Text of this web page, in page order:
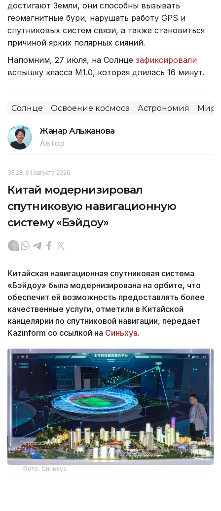
достигают Земли, они способны вызывать
геомагнитные бури, нарушать работу GPS и
спутниковых систем связи, а также становиться
причиной ярких полярных сияний.
Напомним, 27 июля, на Солнце зафиксировали
вспышку класса M1.0, которая длилась 16 минут.
Солнце Освоение космоса Астрономия
Жанар Альжанова
Автор
05:28, 01 Августа 2026
Китай модернизировал
спутниковую навигационную
систему «Бэйдоу»
Китайская навигационная спутниковая система
«Бэйдоу» была модернизирована на орбите, что
обеспечит ей возможность предоставлять более
качественные услуги, отметили в Китайской
канцелярии по спутниковой навигации, передает
Kazinform со ссылкой на Синьхуа.
Фото: Синьхуа